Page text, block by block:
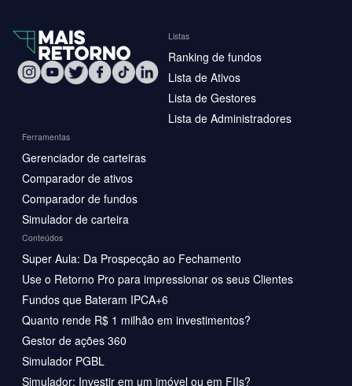
Listas
Ranking de fundos
Lista de Ativos
Lista de Gestores
Lista de Administradores
Ferramentas
Gerenciador de carteiras
Comparador de ativos
Comparador de fundos
Simulador de carteira
Conteúdos
Super Aula: Da Prospecção ao Fechamento
Use o Retorno Pro para impressionar os seus Clientes
Fundos que Bateram IPCA+6
Quanto rende R$ 1 milhão em investimentos?
Gestor de ações 360
Simulador PGBL
Simulador: Investir em um imóvel ou em FIIs?